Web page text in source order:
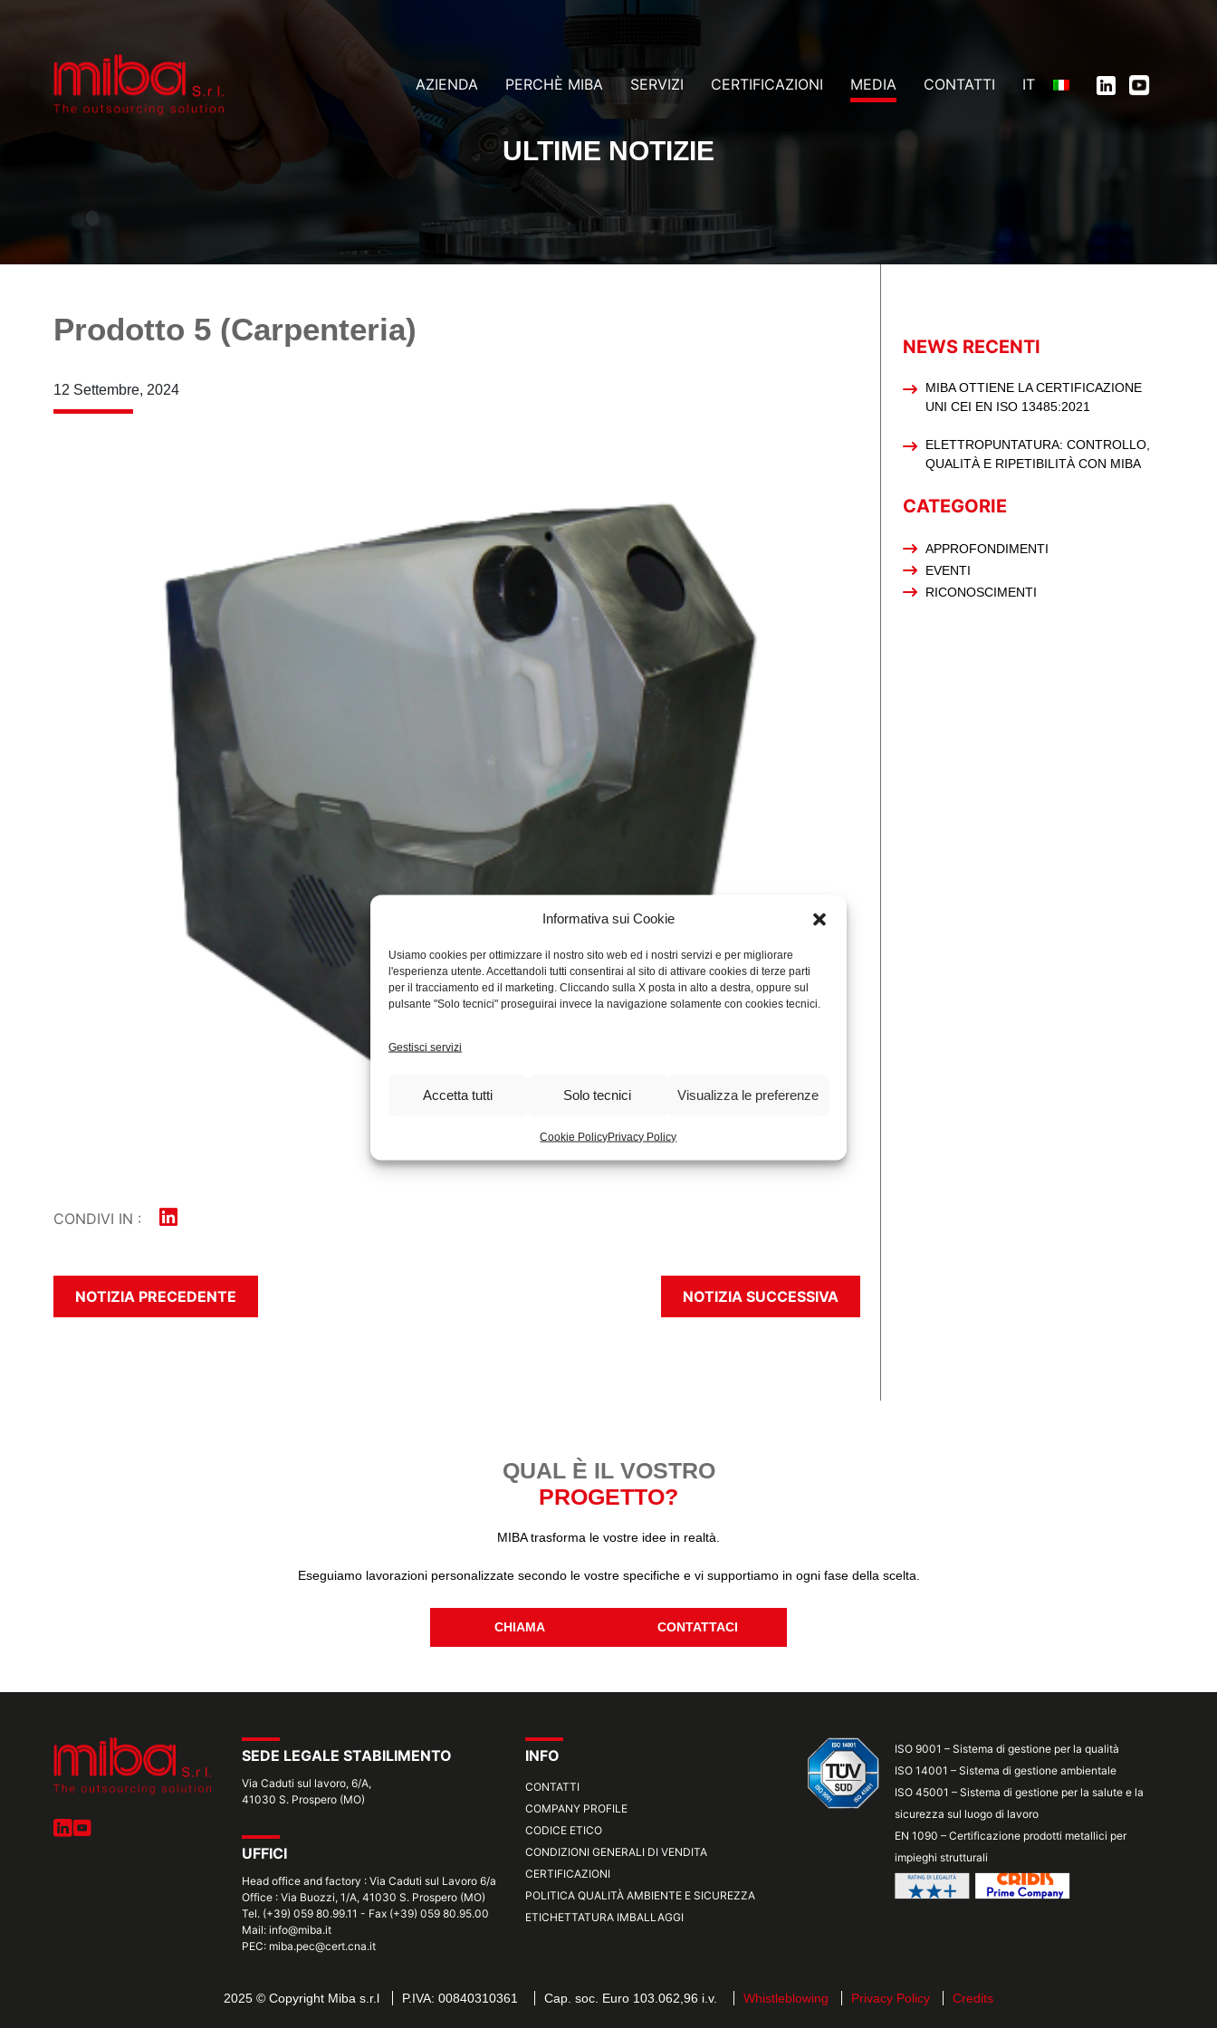
Informativa sui Cookie
Usiamo cookies per ottimizzare il nostro sito web ed i nostri servizi e per migliorare
l'esperienza utente. Accettandoli tutti consentirai al sito di attivare cookies di terze parti
per il tracciamento ed il marketing. Cliccando sulla X posta in alto a destra, oppure sul
pulsante "Solo tecnici" proseguirai invece la navigazione solamente con cookies tecnici.
Gestisci servizi
Accetta tutti Solo tecnici Visualizza le preferenze
Cookie PolicyPrivacy Policy
AZIENDA PERCHÈ MIBA SERVIZI CERTIFICAZIONI MEDIA CONTATTI IT
ULTIME NOTIZIE
Prodotto 5 (Carpenteria)
12 Settembre, 2024
CONDIVI IN :
NOTIZIA PRECEDENTE NOTIZIA SUCCESSIVA
NEWS RECENTI
MIBA OTTIENE LA CERTIFICAZIONE
UNI CEI EN ISO 13485:2021
ELETTROPUNTATURA: CONTROLLO,
QUALITÀ E RIPETIBILITÀ CON MIBA
CATEGORIE
APPROFONDIMENTI
EVENTI
RICONOSCIMENTI
QUAL È IL VOSTRO
PROGETTO?
MIBA trasforma le vostre idee in realtà.
Eseguiamo lavorazioni personalizzate secondo le vostre specifiche e vi supportiamo in ogni fase della scelta.
CHIAMA CONTATTACI
SEDE LEGALE STABILIMENTO
Via Caduti sul lavoro, 6/A,
41030 S. Prospero (MO)
UFFICI
Head office and factory : Via Caduti sul Lavoro 6/a
Office : Via Buozzi, 1/A, 41030 S. Prospero (MO)
Tel. (+39) 059 80.99.11 - Fax (+39) 059 80.95.00
Mail: info@miba.it
PEC: miba.pec@cert.cna.it
INFO
CONTATTI
COMPANY PROFILE
CODICE ETICO
CONDIZIONI GENERALI DI VENDITA
CERTIFICAZIONI
POLITICA QUALITÀ AMBIENTE E SICUREZZA
ETICHETTATURA IMBALLAGGI
ISO 9001 – Sistema di gestione per la qualità
ISO 14001 – Sistema di gestione ambientale
ISO 45001 – Sistema di gestione per la salute e la
sicurezza sul luogo di lavoro
EN 1090 – Certificazione prodotti metallici per
impieghi strutturali
2025 © Copyright Miba s.r.l P.IVA: 00840310361 Cap. soc. Euro 103.062,96 i.v. Whistleblowing Privacy Policy Credits